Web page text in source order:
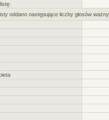
oddano następujące liczby głosów